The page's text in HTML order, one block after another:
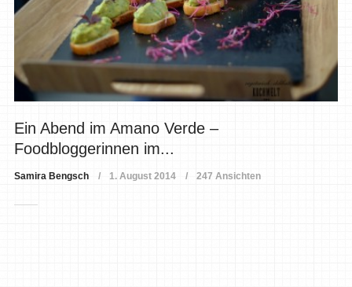
Ein Abend im Amano Verde –
Foodbloggerinnen im...
Samira Bengsch 1. August 2014 247 Ansichten